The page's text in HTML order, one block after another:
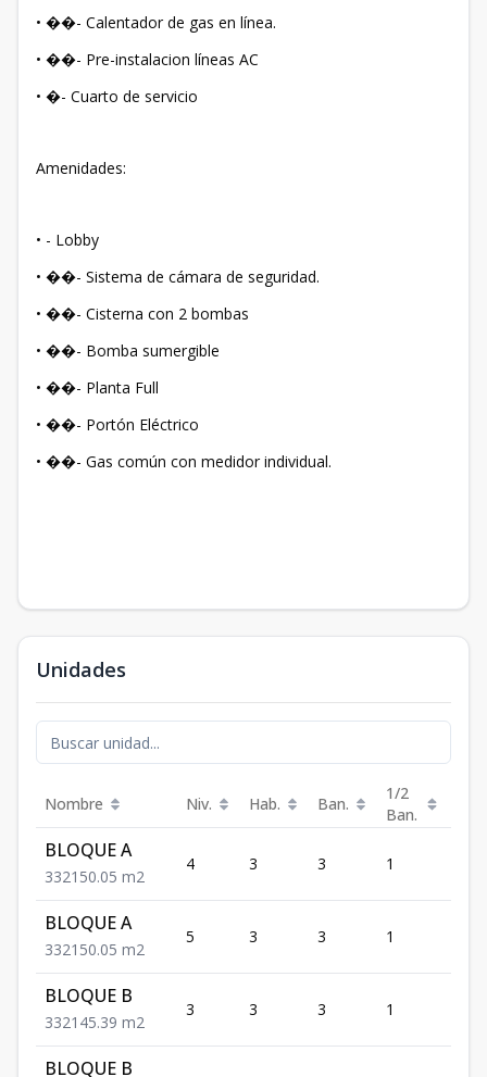
• ��- Calentador de gas en línea.
• ��- Pre-instalacion líneas AC
• �- Cuarto de servicio
Amenidades:
• - Lobby
• ��- Sistema de cámara de seguridad.
• ��- Cisterna con 2 bombas
• ��- Bomba sumergible
• ��- Planta Full
• ��- Portón Eléctrico
• ��- Gas común con medidor individual.
Unidades
Nombre Niv. Hab. Ban.
1/2
Ban.
BLOQUE A
332150.05 m2
4 3 3 1
BLOQUE A
332150.05 m2
5 3 3 1
BLOQUE B
332145.39 m2
3 3 3 1
BLOQUE B